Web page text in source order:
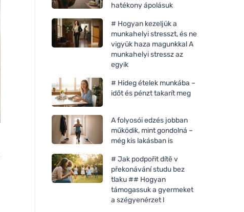
hatékony ápolásuk
# Hogyan kezeljük a
munkahelyi stresszt, és ne
vigyük haza magunkkal A
munkahelyi stressz az
egyik
# Hideg ételek munkába –
időt és pénzt takarít meg
A folyosói edzés jobban
működik, mint gondolná –
még kis lakásban is
# Jak podpořit dítě v
překonávání studu bez
tlaku ## Hogyan
támogassuk a gyermeket
a szégyenérzet l